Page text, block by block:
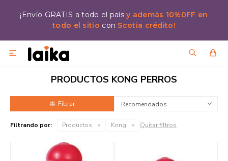
¡Envío GRATIS a todo el paísy además 10%0FF en
todo el sitio con Scotia crédito!

PRODUCTOS KONG PERROS
Recomendados
Filtrando por: Productos Kong Quitar filtros